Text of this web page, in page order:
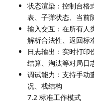
状态渲染：控制台格
表、子弹状态、当前
输入交互：在所有人
解析合法性、返回标
日志输出：实时打印
结算、淘汰等对局日
调试能力：支持手动
况、栈结构
7.2 标准工作模式